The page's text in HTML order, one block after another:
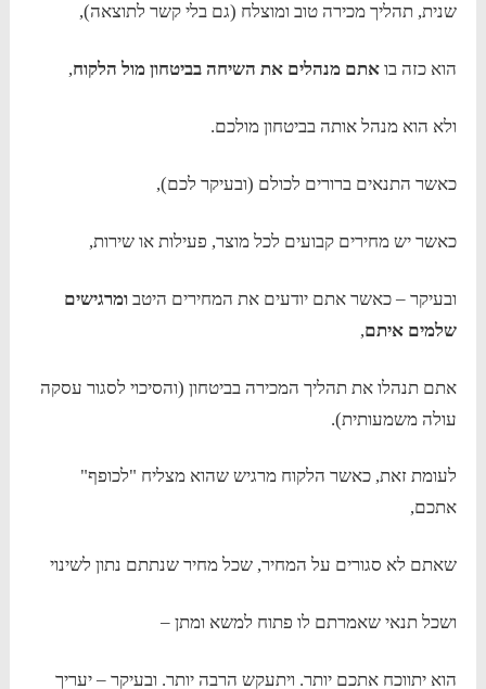
שנית, תהליך מכירה טוב ומוצלח (גם בלי קשר לתוצאה),
הוא כזה בואתם מנהלים את השיחה בביטחון מול הלקוח,
ולא הוא מנהל אותה בביטחון מולכם.
כאשר התנאים ברורים לכולם (ובעיקר לכם),
כאשר יש מחירים קבועים לכל מוצר, פעילות או שירות,
ובעיקר – כאשר אתם יודעים את המחירים היטב ומרגישים
שלמים איתם,
אתם תנהלו את תהליך המכירה בביטחון (והסיכוי לסגור עסקה
עולה משמעותית).
לעומת זאת, כאשר הלקוח מרגיש שהוא מצליח "לכופף"
אתכם,
שאתם לא סגורים על המחיר, שכל מחיר שנתתם נתון לשינוי
ושכל תנאי שאמרתם לו פתוח למשא ומתן –
הוא יתווכח אתכם יותר. ויתעקש הרבה יותר. ובעיקר – יעריך